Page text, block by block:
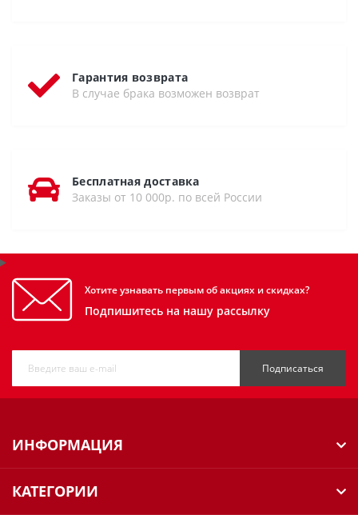
Гарантия возврата
В случае брака возможен возврат
Бесплатная доставка
Заказы от 10 000р. по всей России
Хотите узнавать первым об акциях и скидках?
Подпишитесь на нашу рассылку
Подписаться
ИНФОРМАЦИЯ
КАТЕГОРИИ